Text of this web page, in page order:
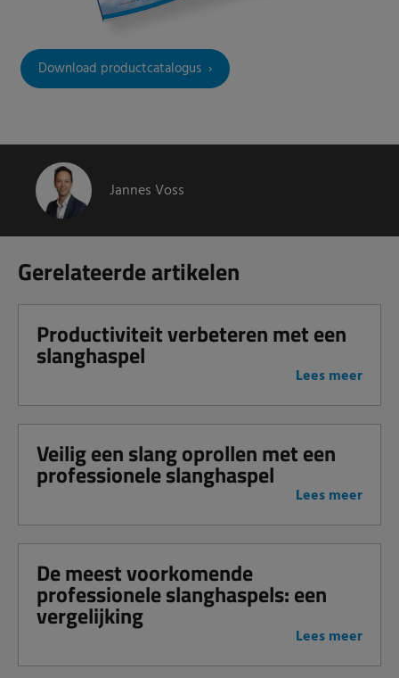
Download productcatalogus
Jannes Voss
Gerelateerde artikelen
Productiviteit verbeteren met een
slanghaspel
Lees meer
Veilig een slang oprollen met een
professionele slanghaspel
Lees meer
De meest voorkomende
professionele slanghaspels: een
vergelijking
Lees meer